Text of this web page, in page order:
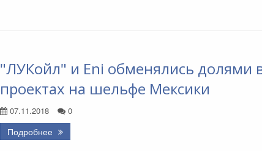
"ЛУКойл" и Eni обменялись долями
проектах на шельфе Мексики
07.11.2018 0
Подробнее